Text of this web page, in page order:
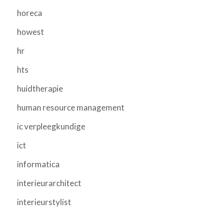
horeca
howest
hr
hts
huidtherapie
human resource management
ic verpleegkundige
ict
informatica
interieurarchitect
interieurstylist